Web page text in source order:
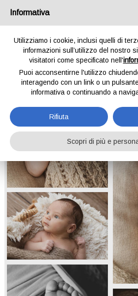
Informativa
Utilizziamo i cookie, inclusi quelli di
informazioni sull’utilizzo del nostro
visitatori come specificato nell'
Puoi acconsentirne l'utilizzo
interagendo con un link o un
informativa o continuando a
Rifiuta
Scopri di più e